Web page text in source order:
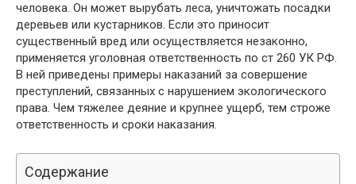
человека. Он может вырубать леса, уничтожать посадки
деревьев или кустарников. Если это приносит
существенный вред или осуществляется незаконно,
применяется уголовная ответственность по ст 260 УК РФ.
В ней приведены примеры наказаний за совершение
преступлений, связанных с нарушением экологического
права. Чем тяжелее деяние и крупнее ущерб, тем строже
ответственность и сроки наказания.
Содержание